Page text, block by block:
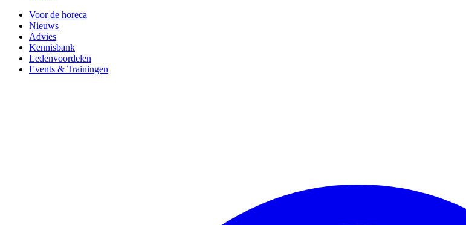
Voor de horeca
Nieuws
Advies
Kennisbank
Ledenvoordelen
Events & Trainingen